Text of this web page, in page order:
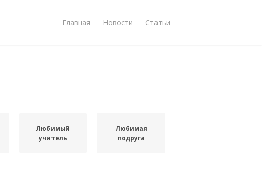
Главная Новости Статьи
Любимый
учитель
Любимая
подруга